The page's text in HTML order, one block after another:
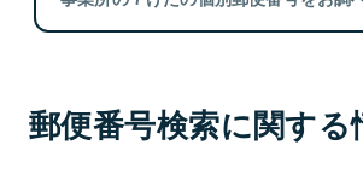
郵便番号検索に関する